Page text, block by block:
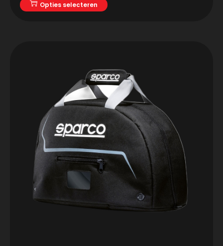
Opties selecteren